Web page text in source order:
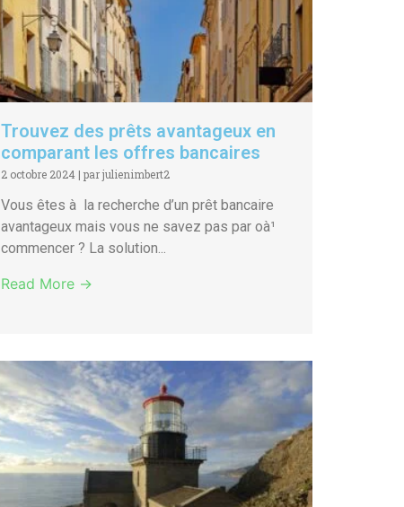
Trouvez des prêts avantageux en
comparant les offres bancaires
2 octobre 2024 |par julienimbert2
Vous êtes à la recherche d’un prêt bancaire
avantageux mais vous ne savez pas par oà¹
commencer ? La solution...
Read More →